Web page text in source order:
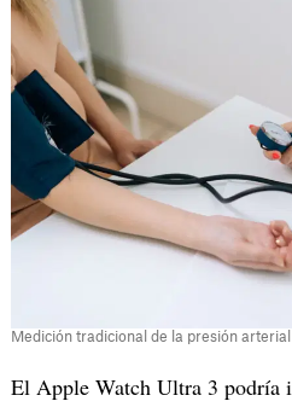
Medición tradicional de la presión arterial
El Apple Watch Ultra 3 podría